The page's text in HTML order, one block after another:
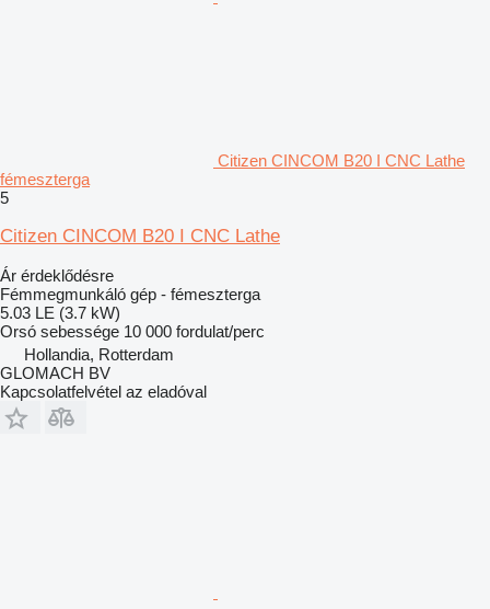
Citizen CINCOM B20 I CNC Lathe
fémeszterga
5
Citizen CINCOM B20 I CNC Lathe
Ár érdeklődésre
Fémmegmunkáló gép - fémeszterga
5.03 LE (3.7 kW)
Orsó sebessége 10 000 fordulat/perc
Hollandia, Rotterdam
GLOMACH BV
Kapcsolatfelvétel az eladóval